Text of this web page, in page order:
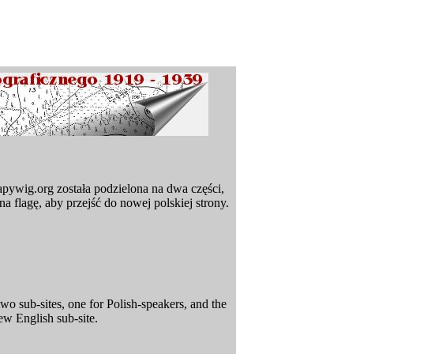
została podzielona na dwa części,
flagę, aby przejść do nowej polskiej strony.
sub-sites, one for Polish-speakers, and the
English sub-site.